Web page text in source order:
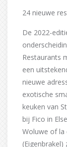
24 nieuwe
De 2022-
Restaurants
een
nieuwe
exotische
keuken van
bij Fico in
Woluwe of la